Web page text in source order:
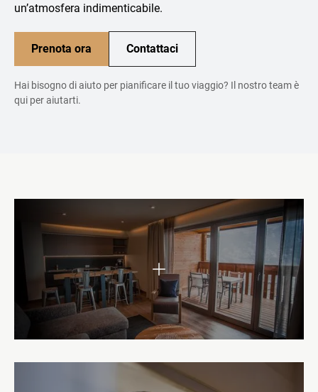
un’atmosfera indimenticabile.
Prenota ora Contattaci
Hai bisogno di aiuto per pianificare il tuo viaggio? Il nostro team è
qui per aiutarti.